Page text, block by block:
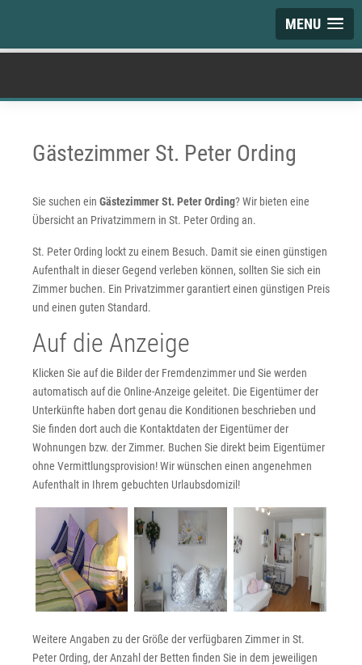
MENU
Gästezimmer St. Peter Ording
Sie suchen ein Gästezimmer St. Peter Ording? Wir bieten eine
Übersicht an Privatzimmern in St. Peter Ording an.
St. Peter Ording lockt zu einem Besuch. Damit sie einen günstigen
Aufenthalt in dieser Gegend verleben können, sollten Sie sich ein
Zimmer buchen. Ein Privatzimmer garantiert einen günstigen Preis
und einen guten Standard.
Auf die Anzeige
Klicken Sie auf die Bilder der Fremdenzimmer und Sie werden
automatisch auf die Online-Anzeige geleitet. Die Eigentümer der
Unterkünfte haben dort genau die Konditionen beschrieben und
Sie finden dort auch die Kontaktdaten der Eigentümer der
Wohnungen bzw. der Zimmer. Buchen Sie direkt beim Eigentümer
ohne Vermittlungsprovision! Wir wünschen einen angenehmen
Aufenthalt in Ihrem gebuchten Urlaubsdomizil!
Weitere Angaben zu der Größe der verfügbaren Zimmer in St.
Peter Ording, der Anzahl der Betten finden Sie in dem jeweiligen